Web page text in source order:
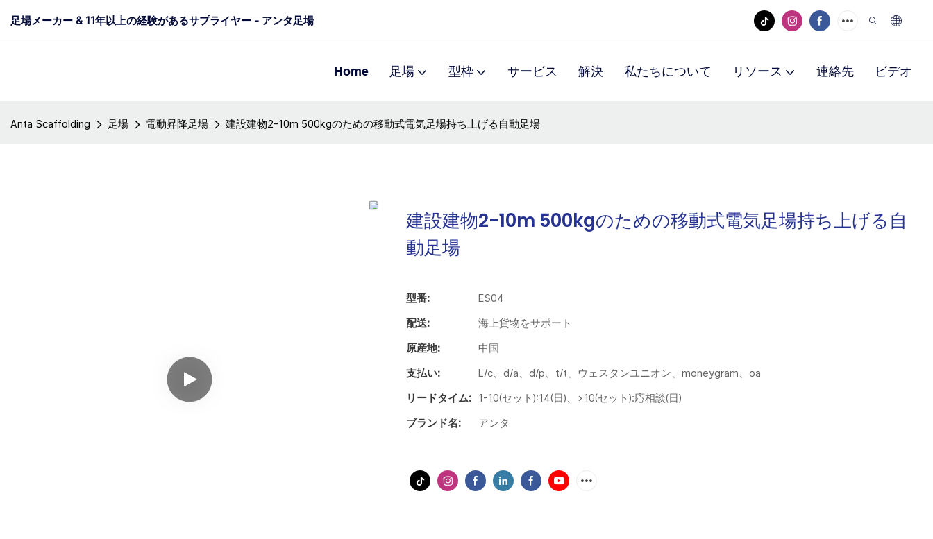
足場メーカー & 11年以上の経験があるサプライヤー - アンタ足場
Home 足場 型枠 サービス 解決 私たちについて リソース 連絡先 ビデオ
Anta Scaffolding 足場 電動昇降足場 建設建物2-10m 500kgのための移動式電気足場持ち上げる自動足場
建設建物2-10m 500kgのための移動式電気足場持ち上げる自
動足場
型番: ES04
配送: 海上貨物をサポート
原産地: 中国
支払い: L/c、d/a、d/p、t/t、ウェスタンユニオン、moneygram、oa
リードタイム: 1-10(セット):14(日)、>10(セット):応相談(日)
ブランド名: アンタ